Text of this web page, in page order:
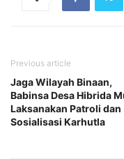
Previous article
Jaga Wilayah Binaan,
Babinsa Desa Hibrida
Laksanakan Patroli dan
Sosialisasi Karhutla